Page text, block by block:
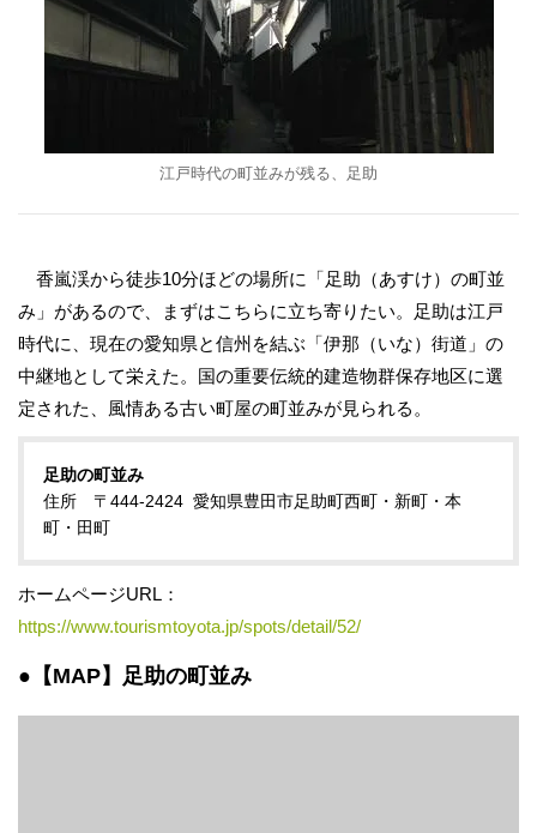
江戸時代の町並みが残る、足助
香嵐渓から徒歩10分ほどの場所に「足助（あすけ）の町並
み」があるので、まずはこちらに立ち寄りたい。足助は江戸
時代に、現在の愛知県と信州を結ぶ「伊那（いな）街道」の
中継地として栄えた。国の重要伝統的建造物群保存地区に選
定された、風情ある古い町屋の町並みが見られる。
足助の町並み
住所 〒444-2424 愛知県豊田市足助町西町・新町・本
町・田町
ホームページURL：
https://www.tourismtoyota.jp/spots/detail/52/
●【MAP】足助の町並み